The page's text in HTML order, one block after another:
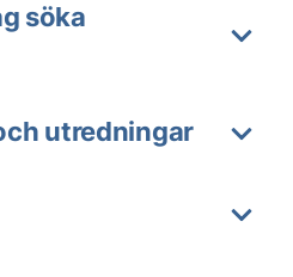
söka
utredningar